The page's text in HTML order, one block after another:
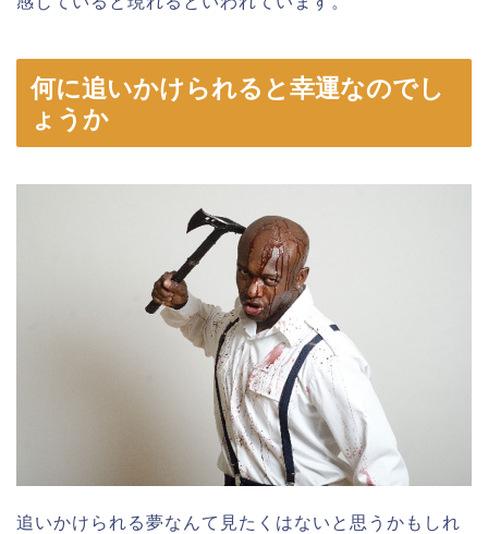
何に追いかけられると幸運なのでし
ょうか
追いかけられる夢なんて見たくはないと思うかもしれ